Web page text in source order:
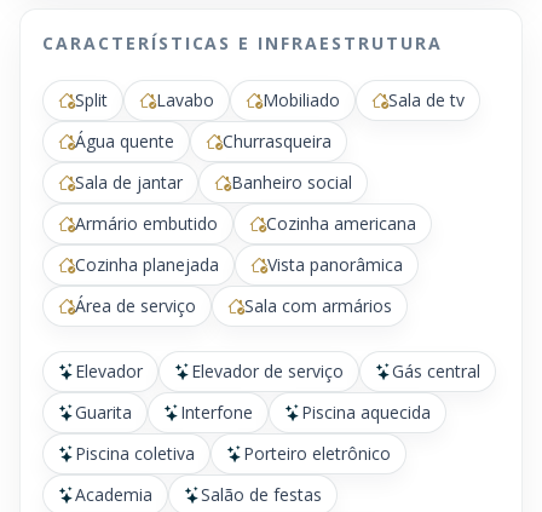
CARACTERÍSTICAS E INFRAESTRUTURA
Split Lavabo Mobiliado
Sala de tv
Água quente
Churrasqueira
Sala de jantar
Banheiro social
Armário embutido
Cozinha americana
Cozinha planejada
Vista panorâmica
Área de serviço
Sala com armários
Elevador Elevador de serviço
Gás central
Guarita
Interfone
Piscina aquecida
Piscina coletiva
Porteiro eletrônico
Academia
Salão de festas